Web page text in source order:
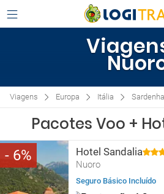
Viagens Europa Itália Sardenha
Pacotes Voo +
6 Hotel Sandalia
Nuoro
Seguro Básico Incluído